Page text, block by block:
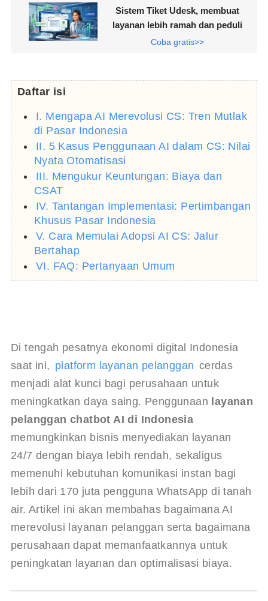
Sistem Tiket Udesk, membuat
layanan lebih ramah dan peduli
Coba gratis>>
Daftar isi
I. Mengapa AI Merevolusi CS: Tren Mutlak
di Pasar Indonesia
II. 5 Kasus Penggunaan AI dalam CS: Nilai
Nyata Otomatisasi
III. Mengukur Keuntungan: Biaya dan
CSAT
IV. Tantangan Implementasi: Pertimbangan
Khusus Pasar Indonesia
V. Cara Memulai Adopsi AI CS: Jalur
Bertahap
VI. FAQ: Pertanyaan Umum
Di tengah pesatnya ekonomi digital Indonesia
saat ini, platform layanan pelanggan cerdas
menjadi alat kunci bagi perusahaan untuk
meningkatkan daya saing. Penggunaan layanan
pelanggan chatbot AI di Indonesia
memungkinkan bisnis menyediakan layanan
24/7 dengan biaya lebih rendah, sekaligus
memenuhi kebutuhan komunikasi instan bagi
lebih dari 170 juta pengguna WhatsApp di tanah
air. Artikel ini akan membahas bagaimana AI
merevolusi layanan pelanggan serta bagaimana
perusahaan dapat memanfaatkannya untuk
peningkatan layanan dan optimalisasi biaya.